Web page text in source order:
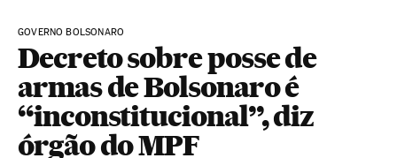
GOVERNO BOLSONARO
Decreto sobre posse de
armas de Bolsonaro é
“inconstitucional”, diz
órgão do MPF